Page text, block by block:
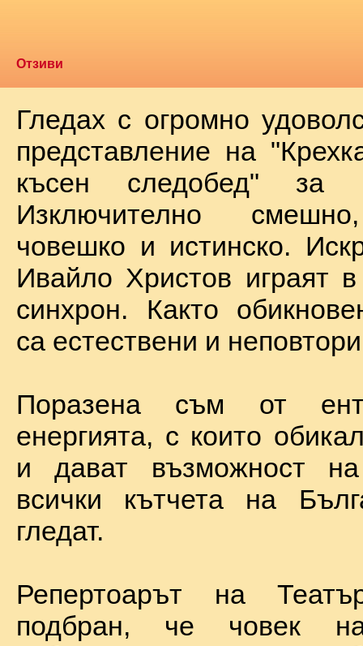
Отзиви
Гледах с огромно
представление на
късен следобед" за
Изключително
човешко и истинско.
Ивайло Христов играят
синхрон. Както
са естествени и
Поразена съм от
енергията, с които
и дават възможност
всички кътчета на
гледат.
Репертоарът на
подбран, че човек